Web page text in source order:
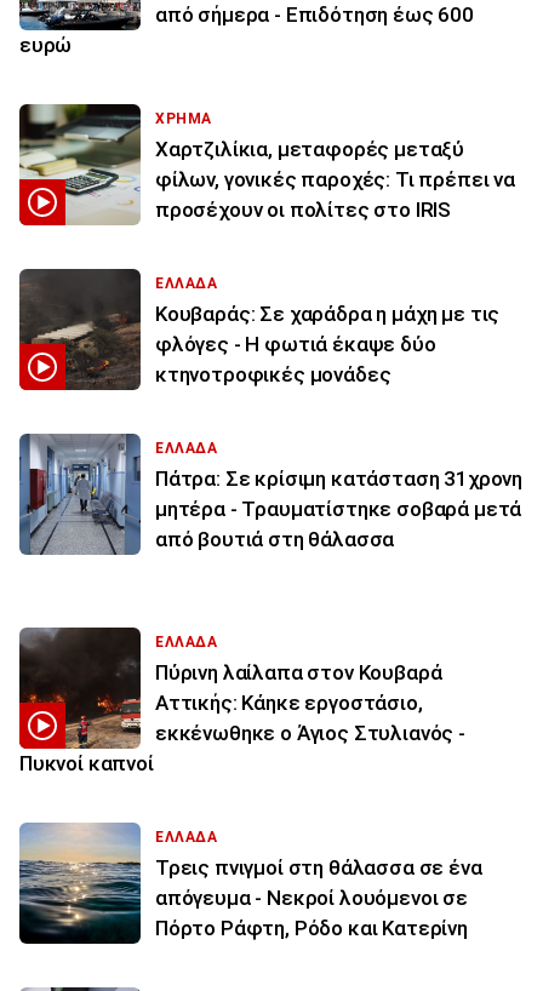
από σήμερα - Επιδότηση έως 600
ευρώ
ΧΡΗΜΑ
Χαρτζιλίκια, μεταφορές μεταξύ
φίλων, γονικές παροχές: Τι πρέπει να
προσέχουν οι πολίτες στο IRIS
ΕΛΛΑΔΑ
Κουβαράς: Σε χαράδρα η μάχη με τις
φλόγες - Η φωτιά έκαψε δύο
κτηνοτροφικές μονάδες
ΕΛΛΑΔΑ
Πάτρα: Σε κρίσιμη κατάσταση 31χρονη
μητέρα - Τραυματίστηκε σοβαρά μετά
από βουτιά στη θάλασσα
ΕΛΛΑΔΑ
Πύρινη λαίλαπα στον Κουβαρά
Αττικής: Κάηκε εργοστάσιο,
εκκένωθηκε ο Άγιος Στυλιανός -
Πυκνοί καπνοί
ΕΛΛΑΔΑ
Τρεις πνιγμοί στη θάλασσα σε ένα
απόγευμα - Νεκροί λουόμενοι σε
Πόρτο Ράφτη, Ρόδο και Κατερίνη